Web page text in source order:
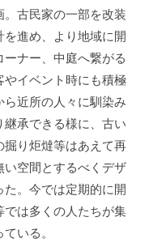
古民家の一部を改装
進め、より地域に開
ナー、中庭へ繋がる
やイベント時にも積極
近所の人々に馴染み
承できる様に、古い
掘り炬燵等はあえて再
い空間とするべくデザ
。今では定期的に開
では多くの人たちが集
いる。